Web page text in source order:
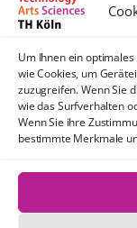
Um Ihnen ein
wie Cookies, um
zuzugreifen. Wenn Sie
wie das Surfverhalten
Wenn Sie ihre
bestimmte Merkmale